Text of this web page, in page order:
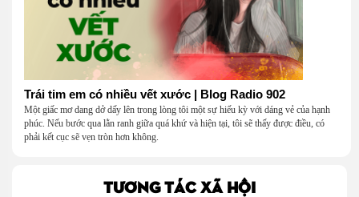
Trái tim em có nhiều vết xước | Blog Radio 902
Một giấc mơ dang dở dấy lên trong lòng tôi một sự hiếu kỳ với dáng vẻ của hạnh
phúc. Nếu bước qua lằn ranh giữa quá khứ và hiện tại, tôi sẽ thấy được điều, có
phải kết cục sẽ vẹn tròn hơn không.
TƯƠNG TÁC XÃ HỘI